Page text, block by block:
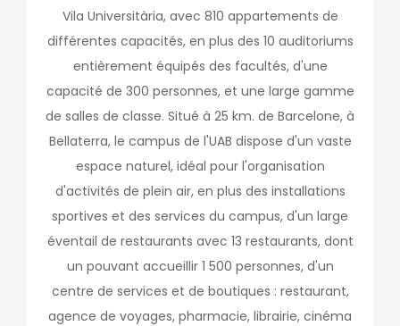
Vila Universitària, avec 810 appartements de
différentes capacités, en plus des 10 auditoriums
entièrement équipés des facultés, d'une
capacité de 300 personnes, et une large gamme
de salles de classe. Situé à 25 km. de Barcelone, à
Bellaterra, le campus de l'UAB dispose d'un vaste
espace naturel, idéal pour l'organisation
d'activités de plein air, en plus des installations
sportives et des services du campus, d'un large
éventail de restaurants avec 13 restaurants, dont
un pouvant accueillir 1 500 personnes, d'un
centre de services et de boutiques : restaurant,
agence de voyages, pharmacie, librairie, cinéma